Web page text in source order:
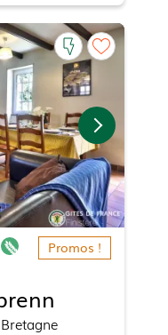
Promos !